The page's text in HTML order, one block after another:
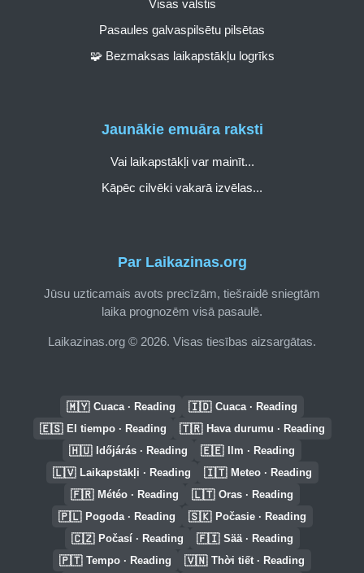
Par Laikazinas.org
Jūsu uzticamais avots precīzām, tiešraidē sniegtām
laika prognozēm visā pasaulē.
Laikazinas.org © 2026. Visas tiesības aizsargātas.
Visas valstis
Pasaules galvaspilsētu pilsētas
🧩 Bezmaksas laikapstākļu logrīks
Jaunākie emuāra raksti
Vai laikapstākļi var mainīt...
Kāpēc cilvēki vakarā izvēlas...
🇲🇾 Cuaca · Reading 🇮🇩 Cuaca · Reading
🇪🇸 El tiempo · Reading 🇹🇷 Hava durumu · Reading
🇭🇺 Időjárás · Reading 🇪🇪 Ilm · Reading
🇱🇻 Laikapstākļi · Reading 🇮🇹 Meteo · Reading
🇫🇷 Météo · Reading 🇱🇹 Oras · Reading
🇵🇱 Pogoda · Reading 🇸🇰 Počasie · Reading
🇨🇿 Počasí · Reading 🇫🇮 Sää · Reading
🇵🇹 Tempo · Reading 🇻🇳 Thời tiết · Reading